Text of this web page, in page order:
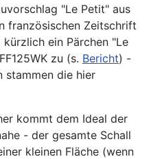
"Le Petit" aus
französischen Zeitschrift
ein Pärchen "Le
zu (s. Bericht) -
stammen die hier
kommt dem Ideal der
- der gesamte Schall
kleinen Fläche (wenn